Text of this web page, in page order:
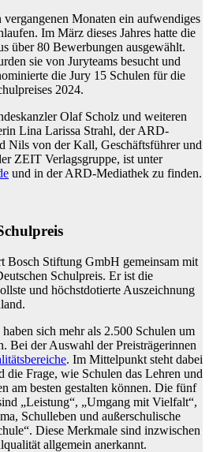
Monaten ein aufwendiges
Im März dieses Jahres hatte die
über 80 Bewerbungen ausgewählt.
sie von Juryteams besucht und
die Jury 15 Schulen für die
2024.
Olaf Scholz und weiteren
Lina Larissa Strahl, der ARD-
Nils von der Kall, Geschäftsführer und
ZEIT Verlagsgruppe, ist unter
und in der ARD-Mediathek zu finden.
Bosch Stiftung GmbH gemeinsam mit
Schulpreis. Er ist die
und höchstdotierte Auszeichnung
sich mehr als 2.500 Schulen um
Bei der Auswahl der Preisträgerinnen
. Im Mittelpunkt steht dabei
die Frage, wie Schulen das Lehren und
am besten gestalten können. Die fünf
„Leistung“, „Umgang mit Vielfalt“,
Schulleben und außerschulische
Diese Merkmale sind inzwischen
allgemein anerkannt.